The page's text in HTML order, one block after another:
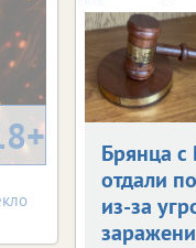
Брянца
отдали
из-за